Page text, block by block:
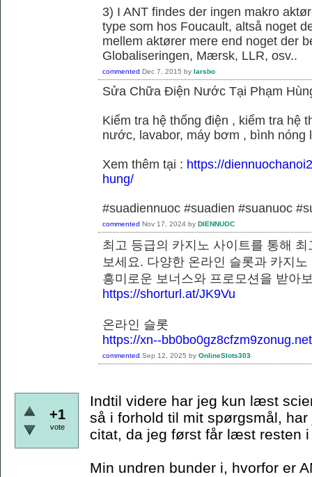
3) I ANT findes der ingen makro
type som hos Foucault, altså noget
mellem aktører mere end noget der
Globaliseringen, Mærsk, LLR, osv..
commented Dec 7, 2015 by larsbo
Sửa Chữa Điện Nước Tại Phạm
Kiểm tra hệ thống điện , kiểm tra hệ
nước, lavabor, máy bơm , bình nóng
Xem thêm tại : https://
hung/
#suadiennuoc #suadien #suanuoc
commented Nov 17, 2024 by DIENNUOC
최고 등급의 카지노 사이트를 통해
보세요. 다양한 온라인 슬롯과 카지
흥미로운 보너스와 프로모션을
https://shorturl.at/JK9Vu
온라인 슬롯
https://xn--bb0bo0gz8cfzm9zonug.net
commented Sep 12, 2025 by OnlineSlots303
+1
vote
Indtil videre har jeg kun læst
så i forhold til mit spørgsmål,
citat, da jeg først får læst resten i
Min undren bunder i, hvorfor er